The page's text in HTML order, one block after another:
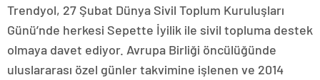
Trendyol, 27 Şubat Dünya Sivil Toplum Kuruluşları
Günü’nde herkesi Sepette İyilik ile sivil topluma destek
olmaya davet ediyor. Avrupa Birliği öncülüğünde
uluslararası özel günler takvimine işlenen ve 2014